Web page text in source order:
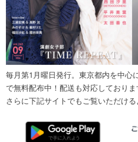
毎月第1月曜日発行。東京都内を中心
で無料配布中！配送も対応しておりま
さらに下記サイトでもご覧いただける